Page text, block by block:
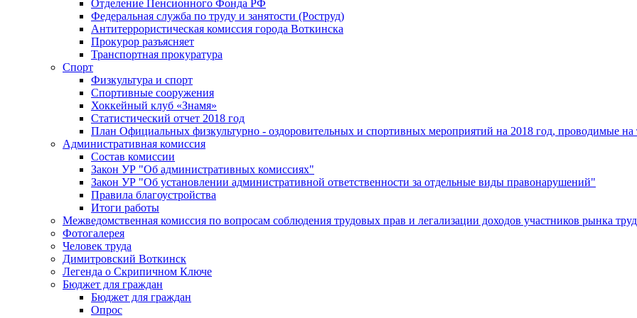
Отделение Пенсионного Фонда РФ
Федеральная служба по труду и занятости (Роструд)
Антитеррористическая комиссия города Воткинска
Прокурор разъясняет
Транспортная прокуратура
Спорт
Физкультура и спорт
Спортивные сооружения
Хоккейный клуб «Знамя»
Статистический отчет 2018 год
План Официальных физкультурно - оздоровительных и спортивных мероприятий на 2018 год, проводимые
Административная комиссия
Состав комиссии
Закон УР "Об административных комиссиях"
Закон УР "Об установлении административной ответственности за отдельные виды правонарушений"
Правила благоустройства
Итоги работы
Межведомственная комиссия по вопросам соблюдения трудовых прав и легализации доходов участников рынка
Фотогалерея
Человек труда
Димитровский Воткинск
Легенда о Скрипичном Ключе
Бюджет для граждан
Бюджет для граждан
Опрос